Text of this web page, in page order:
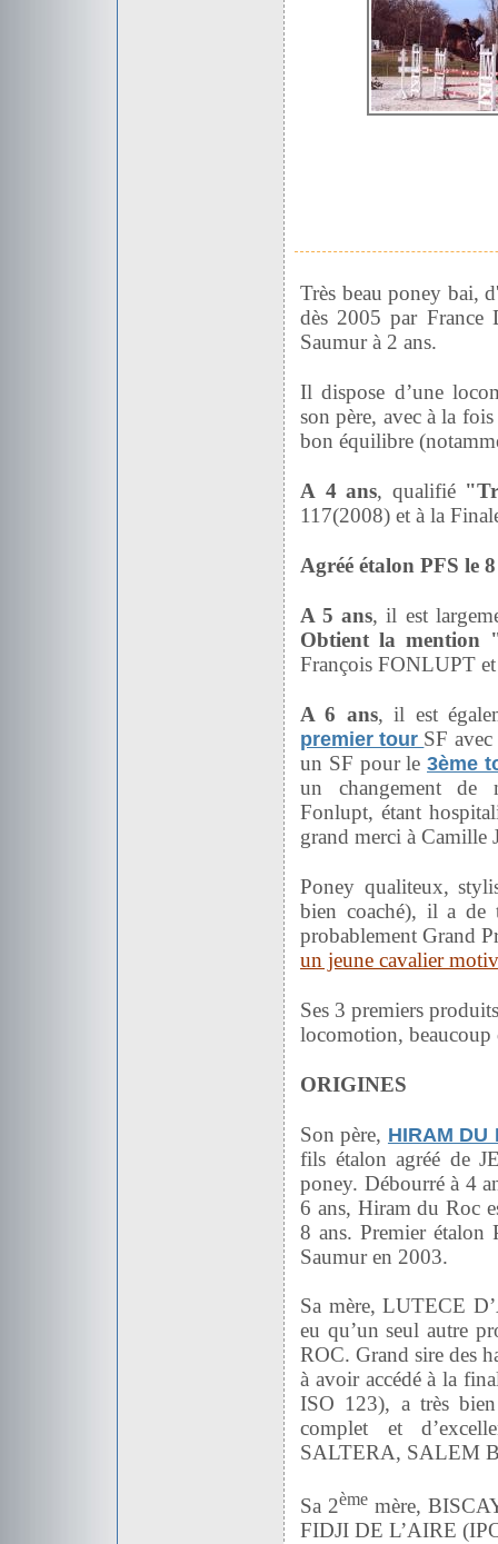
Très beau poney bai,
dès 2005 par France
Saumur à 2 ans.
Il dispose d’une
son père, avec à la
bon équilibre
A 4 ans, qualifié
117(2008) et à la
Agréé étalon PFS le
A 5 ans, il est
Obtient la mention
François FONLUPT
A 6 ans, il est
premier tour SF
un SF pour le 3ème
un changement de
Fonlupt, étant
grand merci à Camille
Poney qualiteux,
bien coaché), il a de
probablement Grand
un jeune cavalier
Ses 3 premiers
locomotion, beaucoup
ORIGINES
Son père, HIRAM DU
fils étalon agréé de
poney. Débourré à 4
6 ans, Hiram du Roc
8 ans. Premier étalon
Saumur en 2003.
Sa mère, LUTECE
eu qu’un seul autre
ROC. Grand sire des
à avoir accédé à la
ISO 123), a très
complet et
SALTERA, SALEM
Sa 2ème mère,
FIDJI DE L’AIRE